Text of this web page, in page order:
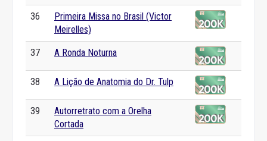
36
Primeira Missa no Brasil (Victor
Meirelles)
37 A Ronda Noturna
38 A Lição de Anatomia do Dr. Tulp
39
Autorretrato com a Orelha
Cortada